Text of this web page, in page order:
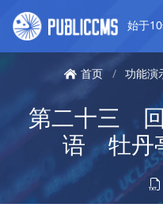
始于
首页 / 功能演
第二十三
语 牡丹